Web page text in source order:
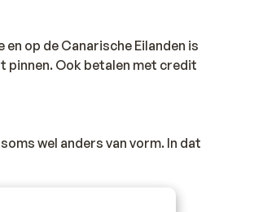
en op de Canarische Eilanden is
pinnen. Ook betalen met credit
wel anders van vorm. In dat